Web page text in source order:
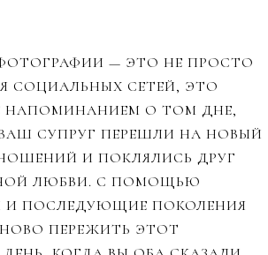
— ЭТО НЕ ПРОСТО
СОЦИАЛЬНЫХ СЕТЕЙ, ЭТО
НАПОМИНАНИЕМ О ТОМ ДНЕ,
СУПРУГ ПЕРЕШЛИ НА НОВЫЙ
И ПОКЛЯЛИСЬ ДРУГ
ЛЮБВИ. С ПОМОЩЬЮ
И ПОСЛЕДУЮЩИЕ ПОКОЛЕНИЯ
ПЕРЕЖИТЬ ЭТОТ